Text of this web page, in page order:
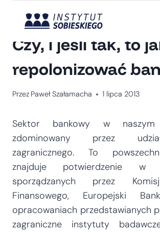
KOMENTARZ
Czy, i jeśli tak, to
repolonizować
Przez Paweł Szałamacha 1 lipca 2013
Sektor bankowy w
zdominowany przez
zagranicznego. To
znajduje potwierdzenie w
sporządzanych przez
Finansowego, Europejski
opracowaniach przedstawianych
zagraniczne instytuty